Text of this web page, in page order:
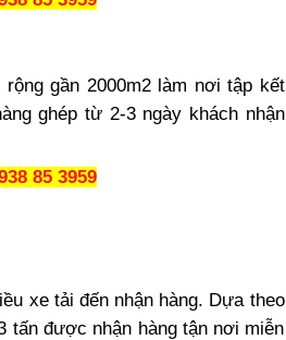
gần 2000m2 làm nơi tập kết
ghép từ 2-3 ngày khách nhận
85 3959
xe tải đến nhận hàng. Dựa theo
tấn được nhận hàng tận nơi miễn